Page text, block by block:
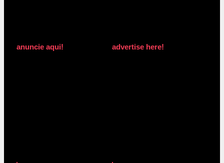
anuncie aqui! advertise here!